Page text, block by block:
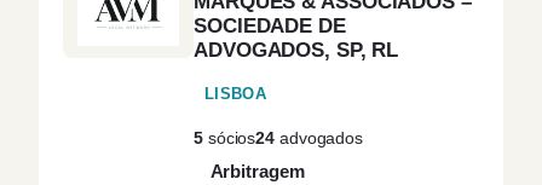
SOCIEDADE DE
ADVOGADOS, SP, RL
LISBOA
5sócios24 advogados
Arbitragem